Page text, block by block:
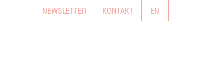
NEWSLETTER KONTAKT EN